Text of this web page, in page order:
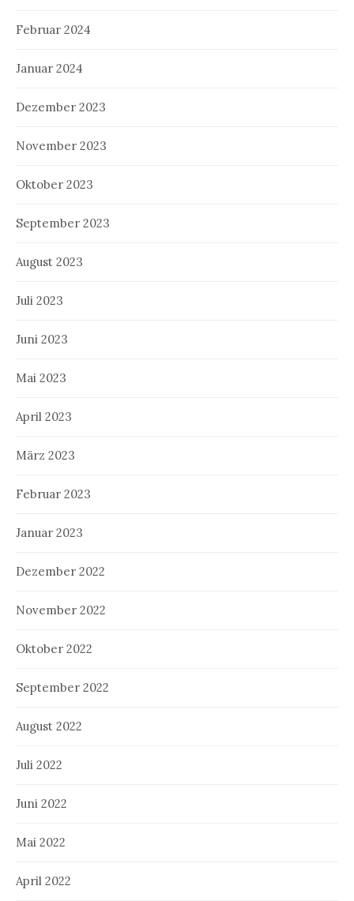
Februar 2024
Januar 2024
Dezember 2023
November 2023
Oktober 2023
September 2023
August 2023
Juli 2023
Juni 2023
Mai 2023
April 2023
März 2023
Februar 2023
Januar 2023
Dezember 2022
November 2022
Oktober 2022
September 2022
August 2022
Juli 2022
Juni 2022
Mai 2022
April 2022